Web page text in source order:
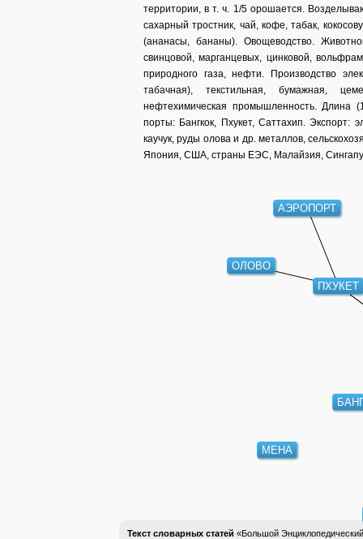
территории, в т. ч. 1/5 орошается.
сахарный тростник, чай, кофе, табак,
(ананасы, бананы). Овощеводство.
свинцовой, марганцевых, цинковой,
природного газа, нефти. Производство
табачная), текстильная, бумажная,
нефтехимическая промышленность. Длина
порты: Бангкок, Пхукет, Саттахип. Экспорт:
каучук, руды олова и др. металлов,
Япония, США, страны ЕЭС, Малайзия,
ПХУКЕТ
ОЛОВО
АЭРОПОРТ
МЕНА
Текст словарных статей «Большой